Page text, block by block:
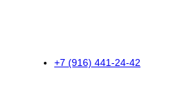
+7 (916) 441-24-42